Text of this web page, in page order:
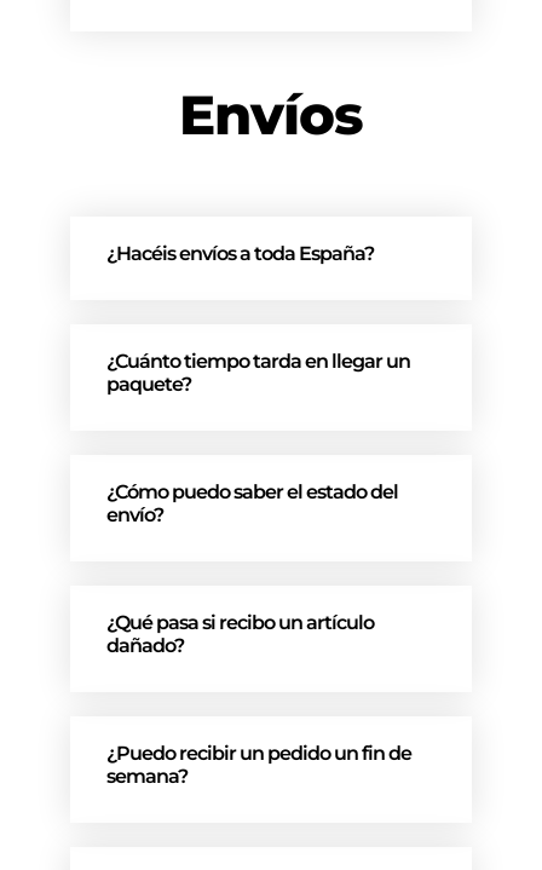
Envíos
¿Hacéis envíos a toda España?
¿Cuánto tiempo tarda en llegar un
paquete?
¿Cómo puedo saber el estado del
envío?
¿Qué pasa si recibo un artículo
dañado?
¿Puedo recibir un pedido un fin de
semana?